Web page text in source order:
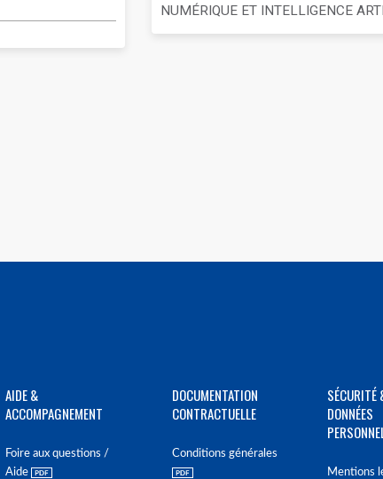
NUMÉRIQUE ET INTELLIGENCE
AIDE &
ACCOMPAGNEMENT
Foire aux questions /
Aide
DOCUMENTATION
CONTRACTUELLE
Conditions générales
SÉCURITÉ
DONNÉES
Mentions